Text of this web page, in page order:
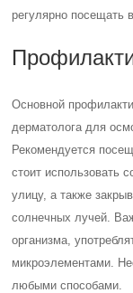
регулярно посещать
Основной
дерматолога для
Рекомендуется
стоит использовать
улицу, а также
солнечных лучей.
организма,
микроэлементами.
любыми способами.